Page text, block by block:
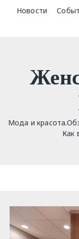
Новости
Мода и
Как